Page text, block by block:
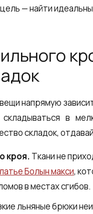
— найти
напрямую
в
складок,
кроя. Ткани не
Болын макси,
в местах сгибов.
льняные брюки